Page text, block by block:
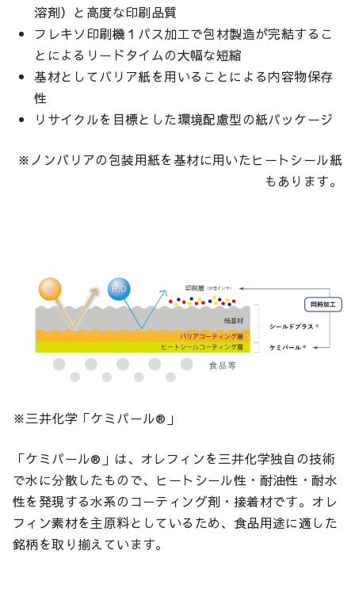
溶剤）と高度な印刷品質
フレキソ印刷機１パス加工で包材製造が完結するこ
とによるリードタイムの大幅な短縮
基材としてバリア紙を用いることによる内容物保存
性
リサイクルを目標とした環境配慮型の紙パッケージ
※ノンバリアの包装用紙を基材に用いたヒートシール紙
もあります。
※三井化学「ケミパール®」
「ケミパール®」は、オレフィンを三井化学独自の技術
で水に分散したもので、ヒートシール性・耐油性・耐水
性を発現する水系のコーティング剤・接着材です。オレ
フィン素材を主原料としているため、食品用途に適した
銘柄を取り揃えています。